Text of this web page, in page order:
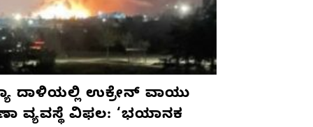
ದಾಳಿಯಲ್ಲಿ ಉಕ್ರೇನ್ ವಾಯು
ವ್ಯವಸ್ಥೆ ವಿಫಲ: ‘ಭಯಾನಕ